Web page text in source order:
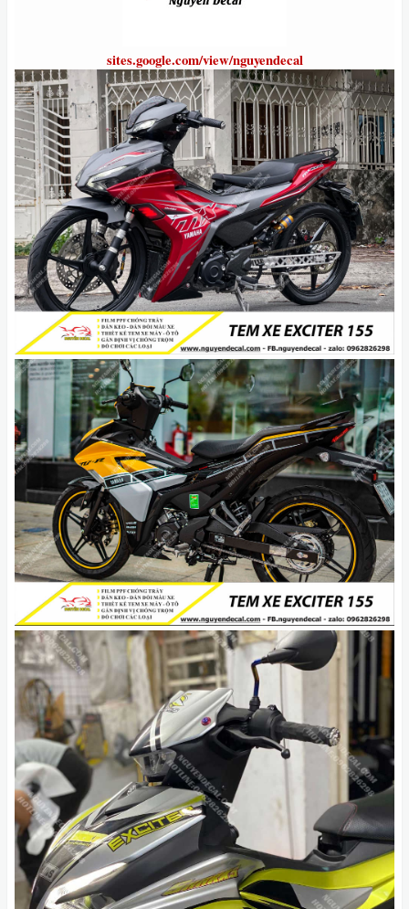
sites.google.com/view/nguyendecal